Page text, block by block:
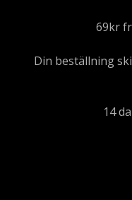
69kr
Din beställning
14